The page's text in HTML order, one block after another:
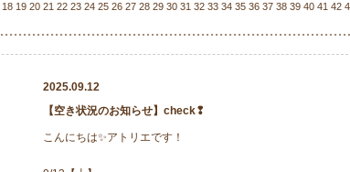
18 19 20 21 22 23 24 25 26 27 28 29 30 31 32 33 34 35 36 37 38 39 40 41 42
2025.09.12
【空き状況のお知らせ】check❢
こんにちは✨アトリエです！